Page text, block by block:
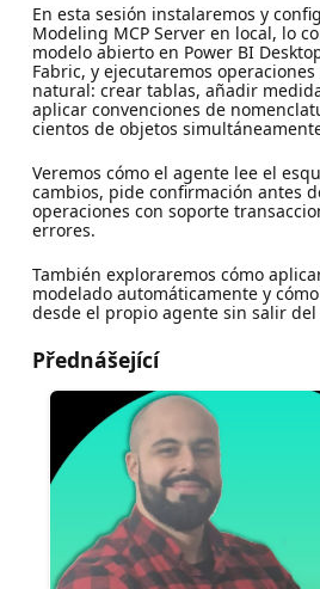
En esta sesión instalaremos y
Modeling MCP Server en local, lo
modelo abierto en Power BI
Fabric, y ejecutaremos
natural: crear tablas, añadir
aplicar convenciones de
cientos de objetos
Veremos cómo el agente lee el
cambios, pide confirmación antes
operaciones con soporte
errores.
También exploraremos cómo
modelado automáticamente y
desde el propio agente sin salir del
Přednášející